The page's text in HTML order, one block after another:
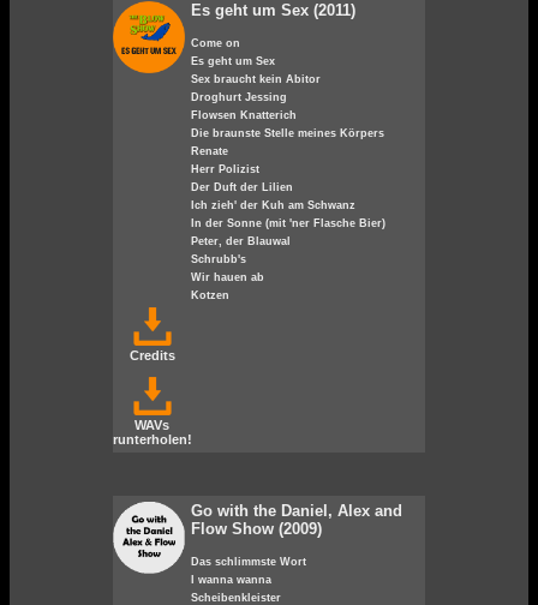
Es geht um Sex (2011)
Come on
Es geht um Sex
Sex braucht kein Abitor
Droghurt Jessing
Flowsen Knatterich
Die braunste Stelle meines Körpers
Renate
Herr Polizist
Der Duft der Lilien
Ich zieh' der Kuh am Schwanz
In der Sonne (mit 'ner Flasche Bier)
Peter, der Blauwal
Schrubb's
Wir hauen ab
Kotzen
Credits
WAVs
runterholen!
Go with the Daniel, Alex and
Flow Show (2009)
Das schlimmste Wort
I wanna wanna
Scheibenkleister